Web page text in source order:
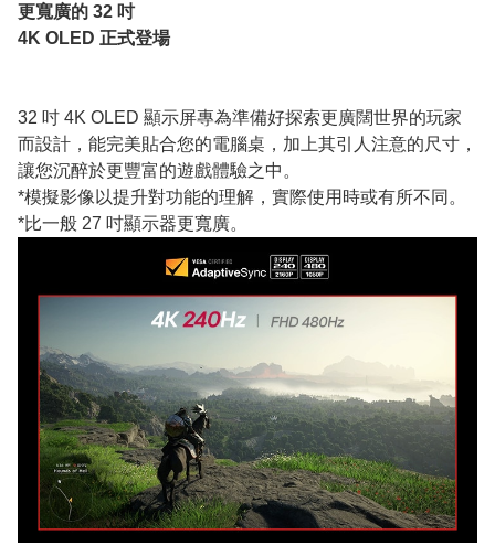
更寬廣的 32 吋
4K OLED 正式登場
32 吋 4K OLED 顯示屏專為準備好探索更廣闊世界的玩家
而設計，能完美貼合您的電腦桌，加上其引人注意的尺寸，
讓您沉醉於更豐富的遊戲體驗之中。
*模擬影像以提升對功能的理解，實際使用時或有所不同。
*比一般 27 吋顯示器更寬廣。